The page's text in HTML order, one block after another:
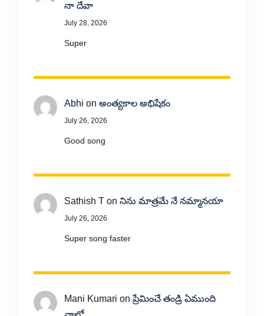
నా దేవా
July 28, 2026
Super
Abhi on అంత్యకాల అభిషేకం
July 26, 2026
Good song
Sathish Ton నిను మాత్రమే నే నమ్మానయా
July 26, 2026
Super song faster
Mani Kumari onప్రేమించే తండ్రి ఏముంది